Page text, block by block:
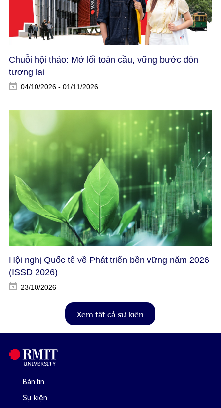
Chuỗi hội thảo: Mở lối toàn cầu, vững bước đón
tương lai
04/10/2026 - 01/11/2026
Hội nghị Quốc tế về Phát triển bền vững năm 2026
(ISSD 2026)​
23/10/2026
Xem tất cả sự kiện
Bản tin
Sự kiện